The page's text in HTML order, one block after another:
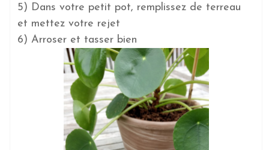
5) Dans votre petit pot, remplissez de terreau
et mettez votre rejet
6) Arroser et tasser bien